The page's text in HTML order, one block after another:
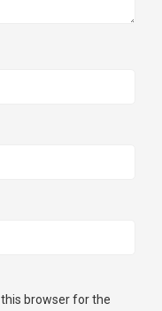
browser for the